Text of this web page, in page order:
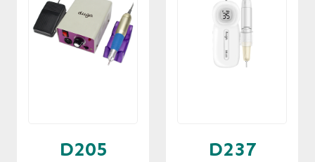
D205 D237